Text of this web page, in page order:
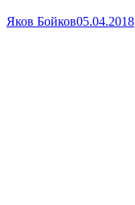
Яков Бойков05.04.2018